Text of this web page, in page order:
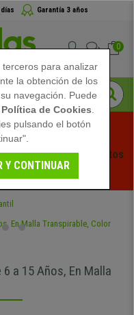
Garantía 3 años
0
en Ofisillas! Descuentos
- Ver Promo
a 15 Años, En Malla
para analizar
la obtención de los
navegación. Puede
Política de Cookies
pulsando el botón
Y CONTINUAR